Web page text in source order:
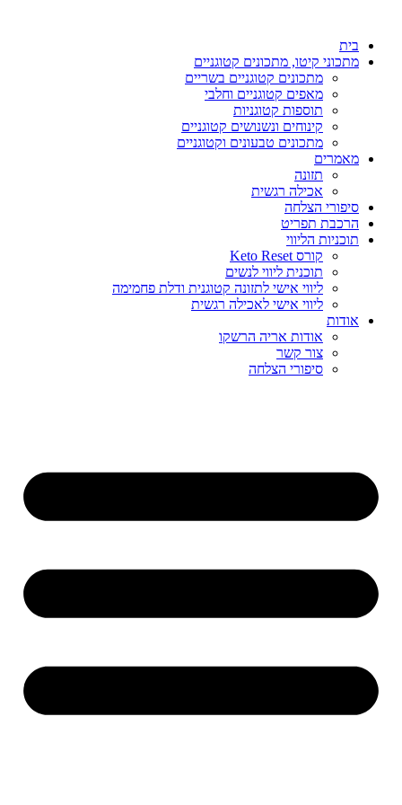
בית
מתכוני קיטו, מתכונים קטוגניים
מתכונים קטוגניים בשריים
מאפים קטוגניים וחלבי
תוספות קטוגניות
קינוחים ונשנושים קטוגניים
מתכונים טבעונים וקטוגניים
מאמרים
תזונה
אכילה רגשית
סיפורי הצלחה
הרכבת תפריט
תוכניות הליווי
קורס Keto Reset
תוכנית ליווי לנשים
ליווי אישי לתזונה קטוגנית ודלת פחמימה
ליווי אישי לאכילה רגשית
אודות
אודות אריה הרשקו
צור קשר
סיפורי הצלחה